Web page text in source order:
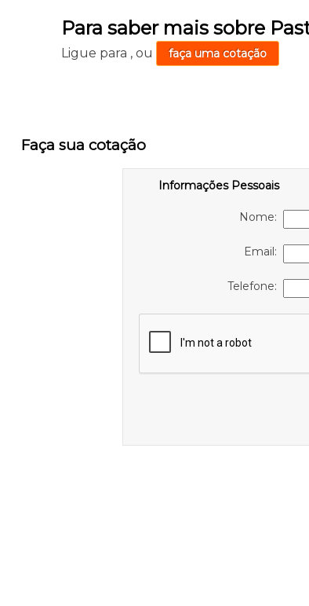
Para saber mais sobre
Ligue para ,ou faça uma cotação
Faça sua cotação
Informações Pessoais
Nome:
Email:
Telefone: